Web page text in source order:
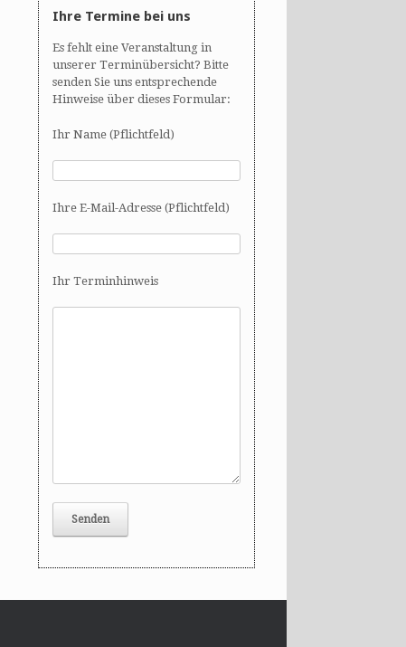
Ihre Termine bei uns
Es fehlt eine Veranstaltung in
unserer Terminübersicht? Bitte
senden Sie uns entsprechende
Hinweise über dieses Formular:
Ihr Name (Pflichtfeld)
Ihre E-Mail-Adresse (Pflichtfeld)
Ihr Terminhinweis